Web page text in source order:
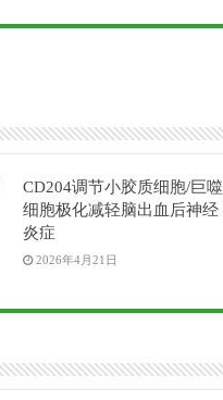
CD204调节小胶质细胞/巨噬
细胞极化减轻脑出血后神经
炎症
2026年4月21日